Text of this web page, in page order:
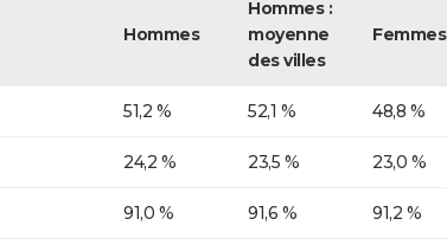
Hommes
Hommes :
moyenne
des villes
Femmes
51,2 % 52,1 % 48,8 %
24,2 % 23,5 % 23,0 %
91,0 % 91,6 % 91,2 %